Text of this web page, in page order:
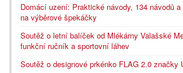
Domácí uzení: Praktické návody, 134 návodů a
na výběrové špekáčky
Soutěž o letní balíček od Mlékárny Valašské
funkční ručník a sportovní láhev
Soutěž o designové prkénko FLAG 2.0 značky